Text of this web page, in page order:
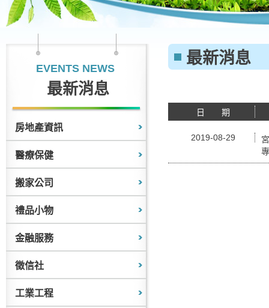
EVENTS NEWS
最新消息
房地產資訊
醫療保健
搬家公司
禮品小物
金融服務
徵信社
工業工程
最新消息
日 期
2019-08-29